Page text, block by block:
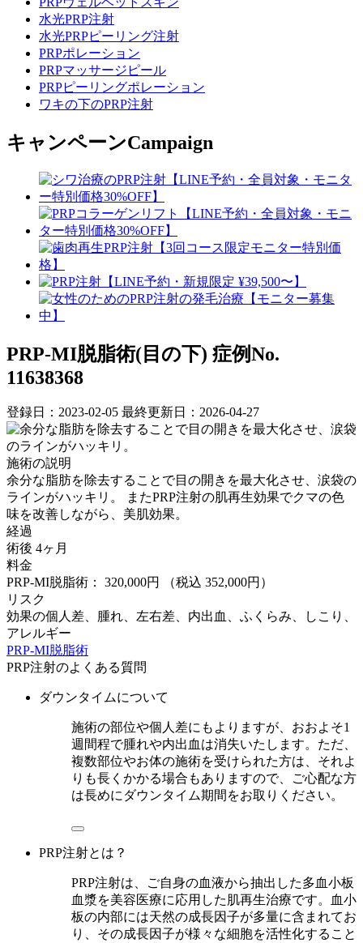
水光PRP注射
水光PRPピーリング注射
PRPポレーション
PRPマッサージピール
PRPピーリングポレーション
ワキの下のPRP注射
キャンペーンCampaign
PRP-MI脱脂術(目の下) 症例No.
11638368
登録日：2023-02-05 最終更新日：2026-04-27
施術の説明
余分な脂肪を除去することで目の開きを最大化させ、涙袋の
ラインがハッキリ。 またPRP注射の肌再生効果でクマの色
味を改善しながら、美肌効果。
経過
術後 4ヶ月
料金
PRP-MI脱脂術： 320,000円
（税込 352,000円）
リスク
効果の個人差、腫れ、左右差、内出血、ふくらみ、しこり、
アレルギー
PRP-MI脱脂術
PRP注射のよくある質問
ダウンタイムについて
施術の部位や個人差にもよりますが、おおよそ1
週間程で腫れや内出血は消失いたします。ただ、
複数部位やお体の施術を受けられた方は、それよ
りも長くかかる場合もありますので、ご心配な方
は長めにダウンタイム期間をお取りください。
PRP注射とは？
PRP注射は、ご自身の血液から抽出した多血小板
血漿を美容医療に応用した肌再生治療です。血小
板の内部には天然の成長因子が多量に含まれてお
り、その成長因子が様々な細胞を活性化すること